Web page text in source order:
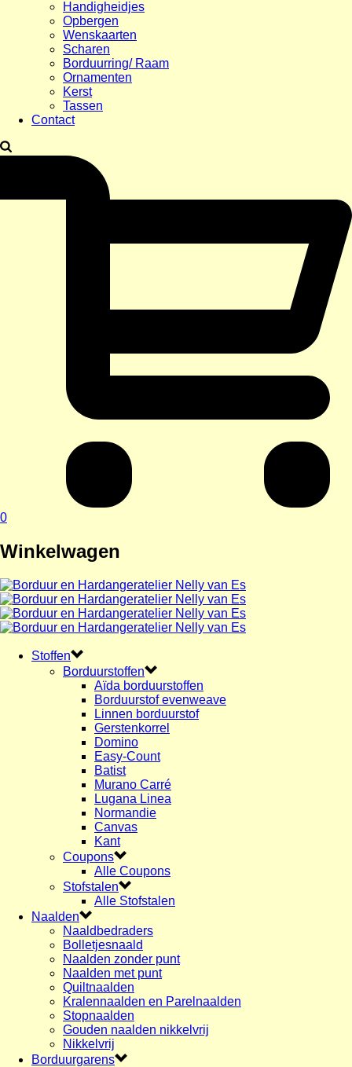
Handigheidjes
Opbergen
Wenskaarten
Scharen
Borduurring/ Raam
Ornamenten
Kerst
Tassen
Contact
0
Winkelwagen
Stoffen
Borduurstoffen
Aïda borduurstoffen
Borduurstof evenweave
Linnen borduurstof
Gerstenkorrel
Domino
Easy-Count
Batist
Murano Carré
Lugana Linea
Normandie
Canvas
Kant
Coupons
Alle Coupons
Stofstalen
Alle Stofstalen
Naalden
Naaldbedraders
Bolletjesnaald
Naalden zonder punt
Naalden met punt
Quiltnaalden
Kralennaalden en Parelnaalden
Stopnaalden
Gouden naalden nikkelvrij
Nikkelvrij
Borduurgarens